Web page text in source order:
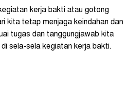
kerja bakti atau gotong
kita tetap menjaga keindahan dan
tugas dan tanggungjawab kita
di sela-sela kegiatan kerja bakti.